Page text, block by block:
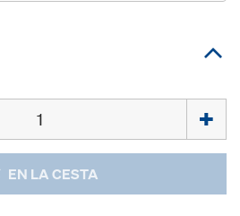
EN LA CESTA